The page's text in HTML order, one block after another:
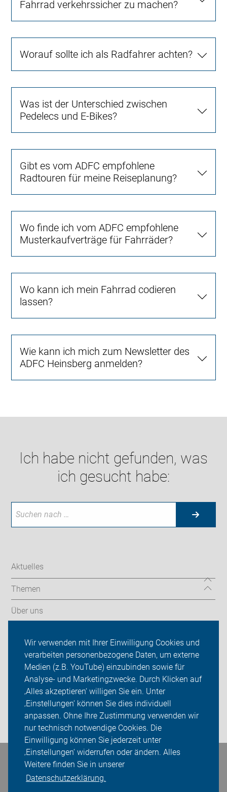
Wir verwenden mit Ihrer Einwilligung Cookies und
verarbeiten personenbezogene Daten, um externe
Medien (z.B. YouTube) einzubinden sowie für
Analyse- und Marketingzwecke. Durch Klicken auf
‚Alles akzeptieren‘ willigen Sie ein. Unter
‚Einstellungen‘ können Sie dies individuell
anpassen. Ohne Ihre Zustimmung verwenden wir
nur technisch notwendige Cookies. Die
Einwilligung können Sie jederzeit unter
‚Einstellungen‘ widerrufen oder ändern. Alles
Weitere finden Sie in unserer
Datenschutzerklärung.
Fahrrad verkehrssicher zu machen?
Worauf sollte ich als Radfahrer achten?
Was ist der Unterschied zwischen
Pedelecs und E-Bikes?
Gibt es vom ADFC empfohlene
Radtouren für meine Reiseplanung?
Wo finde ich vom ADFC empfohlene
Musterkaufverträge für Fahrräder?
Wo kann ich mein Fahrrad codieren
lassen?
Wie kann ich mich zum Newsletter des
ADFC Heinsberg anmelden?
Ich habe nicht gefunden, was
ich gesucht habe:
Aktuelles
Themen
Über uns
ADFC Heinsberg
Sei dabei
Presse
Login
Bleiben Sie in Kontakt